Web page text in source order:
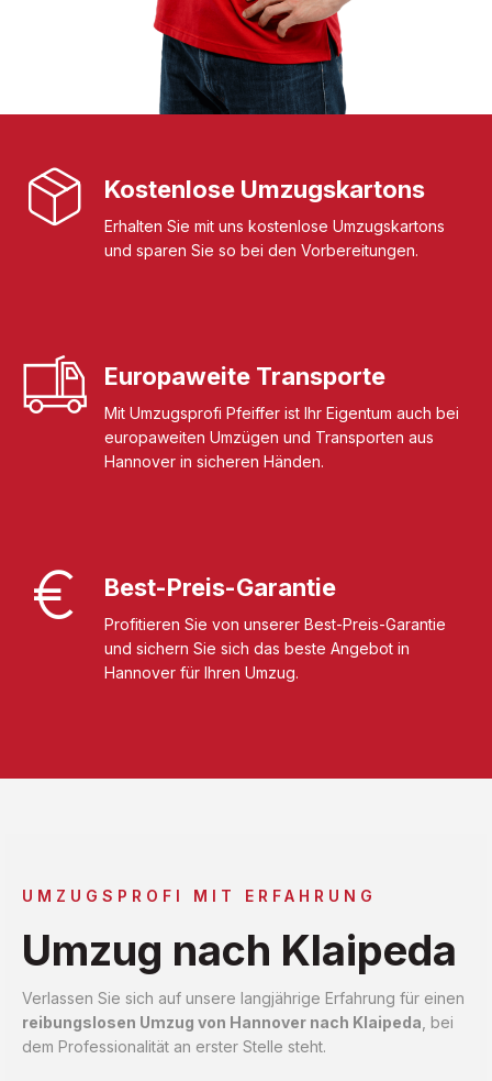
Kostenlose Umzugskartons
Erhalten Sie mit uns kostenlose Umzugskartons
und sparen Sie so bei den Vorbereitungen.
Europaweite Transporte
Mit Umzugsprofi Pfeiffer ist Ihr Eigentum auch bei
europaweiten Umzügen und Transporten aus
Hannover in sicheren Händen.
Best-Preis-Garantie
Profitieren Sie von unserer Best-Preis-Garantie
und sichern Sie sich das beste Angebot in
Hannover für Ihren Umzug.
UMZUGSPROFI MIT ERFAHRUNG
Umzug nach Klaipeda
Verlassen Sie sich auf unsere langjährige Erfahrung für einen
reibungslosen Umzug von Hannover nach Klaipeda , bei
dem Professionalität an erster Stelle steht.